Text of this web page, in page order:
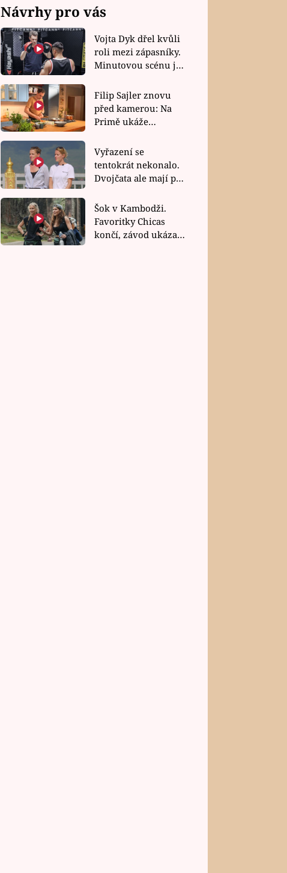
Návrhy pro vás
Vojta Dyk dřel kvůli
roli mezi zápasníky.
Minutovou scénu jel
Filip Sajler znovu
před kamerou: Na
Primě ukáže
rychlé recepty
Vyřazení se
tentokrát nekonalo.
Dvojčata ale mají po
závodu nůž na krku
Šok v Kambodži.
Favoritky Chicas
končí, závod ukázal